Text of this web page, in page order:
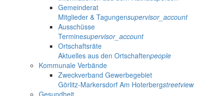
Gemeinderat
Mitglieder & Tagungensupervisor_account
Ausschüsse
Terminesupervisor_account
Ortschaftsräte
Aktuelles aus den Ortschaftenpeople
Kommunale Verbände
Zweckverband Gewerbegebiet
Görlitz-Markersdorf Am Hoterbergstreetview
Gesundheit